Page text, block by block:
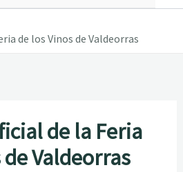
de los Vinos de Valdeorras
de la Feria
Valdeorras